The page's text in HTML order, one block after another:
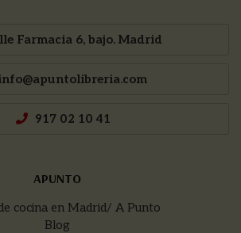
Farmacia 6, bajo. Madrid
917 02 10 41
APUNTO
cocina en Madrid/ A Punto
Blog